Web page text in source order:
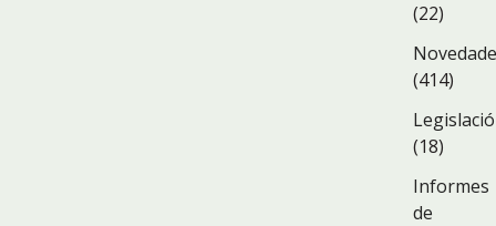
(22)
(414)
(18)
Informes
de